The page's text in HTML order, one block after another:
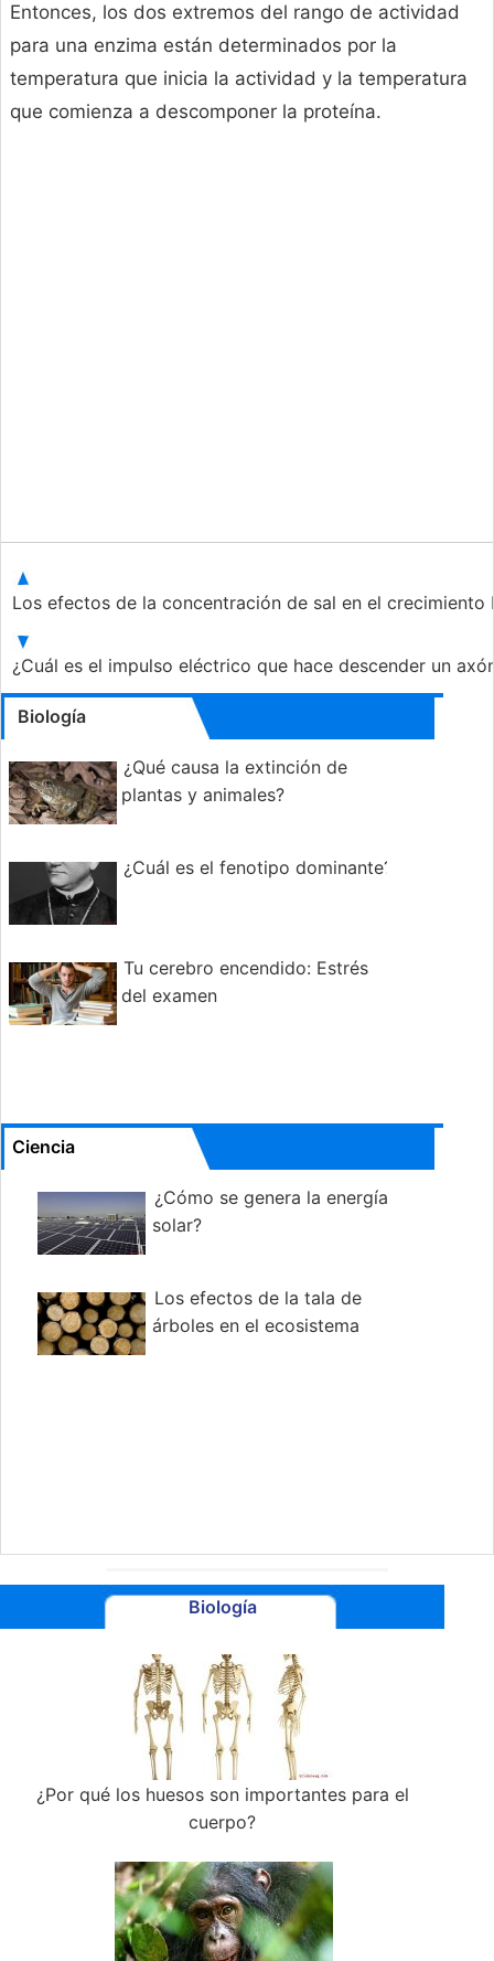
Entonces, los dos extremos del rango de actividad
para una enzima están determinados por la
temperatura que inicia la actividad y la temperatura
que comienza a descomponer la proteína.
Los efectos de la concentración de sal en el
¿Cuál es el impulso eléctrico que hace descender un
Biología
¿Qué causa la extinción de
plantas y animales?
¿Cuál es el fenotipo dominante?
Tu cerebro encendido: Estrés
del examen
Ciencia
¿Cómo se genera la energía
solar?
Los efectos de la tala de
árboles en el ecosistema
Biología
¿Por qué los huesos son importantes para el
cuerpo?